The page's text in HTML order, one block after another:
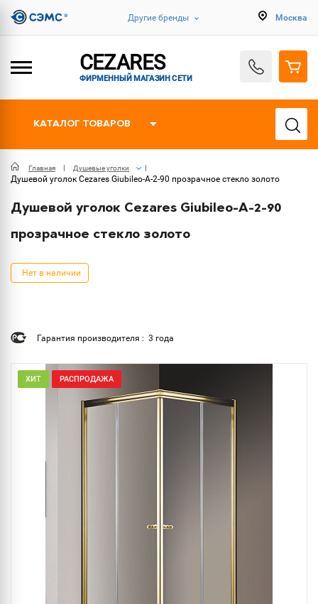
Другие бренды Москва
CEZARES
ФИРМЕННЫЙ МАГАЗИН СЕТИ
КАТАЛОГ ТОВАРОВ
Главная Душевые уголки
Душевой уголок Cezares Giubileo-A-2-90 прозрачное стекло золото
Душевой уголок Cezares Giubileo-A-2-90
прозрачное стекло золото
Нет в наличии
Гарантия производителя : 3 года
ХИТ РАСПРОДАЖА